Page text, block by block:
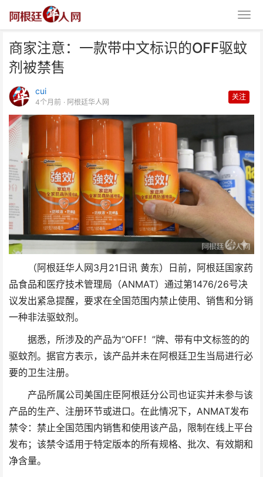
商家注意：一款带中文标识的OFF驱蚊
剂被禁售
cui
4个月前 · 阿根廷华人网
关注
（阿根廷华人网3月21日讯 黄东）日前，阿根廷国家药
品食品和医疗技术管理局（ANMAT）通过第1476/26号决
议发出紧急提醒，要求在全国范围内禁止使用、销售和分销
一种非法驱蚊剂。
据悉，所涉及的产品为“OFF！”牌、带有中文标签的的
驱蚊剂。据官方表示，该产品并未在阿根廷卫生当局进行必
要的卫生注册。
产品所属公司美国庄臣阿根廷分公司也证实并未参与该
产品的生产、注册环节或进口。在此情况下，ANMAT发布
禁令：禁止全国范围内销售和使用该产品，限制在线上平台
发布；该禁令适用于特定版本的所有规格、批次、有效期和
净含量。
商家注意：一款带中文标识的OFF
驱蚊剂被禁售